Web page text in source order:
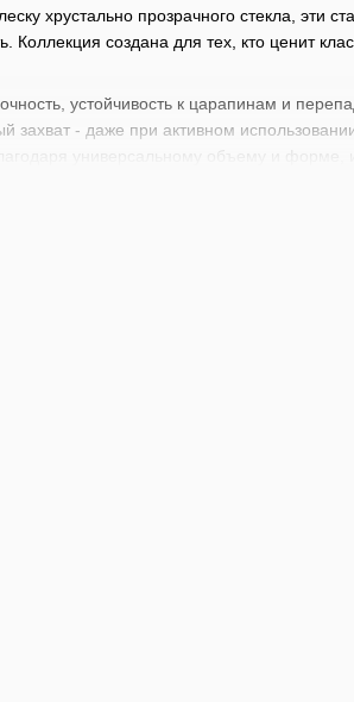
хрустально прозрачного стекла, эти
создана для тех, кто ценит
устойчивость к царапинам и
захват - даже при активном
универсальному объему и форме,